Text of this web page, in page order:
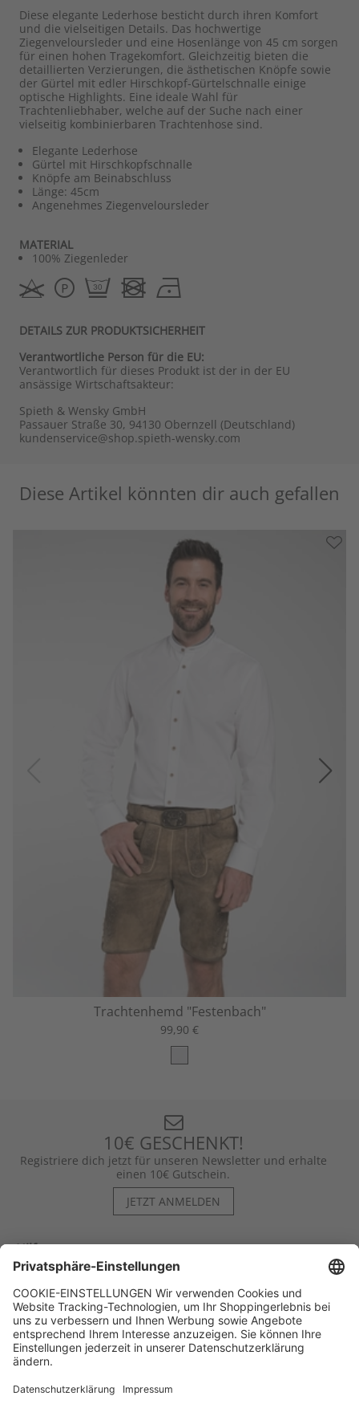
Diese elegante Lederhose besticht durch ihren Komfort
und die vielseitigen Details. Das hochwertige
Ziegenveloursleder und eine Hosenlänge von 45 cm sorgen
für einen hohen Tragekomfort. Gleichzeitig bieten die
detaillierten Verzierungen, die ästhetischen Knöpfe sowie
der Gürtel mit edler Hirschkopf-Gürtelschnalle einige
optische Highlights. Eine ideale Wahl für
Trachtenliebhaber, welche auf der Suche nach einer
vielseitig kombinierbaren Trachtenhose sind.
Elegante Lederhose
Gürtel mit Hirschkopfschnalle
Knöpfe am Beinabschluss
Länge: 45cm
Angenehmes Ziegenveloursleder
MATERIAL
100% Ziegenleder
DETAILS ZUR PRODUKTSICHERHEIT
Verantwortliche Person für die EU:
Verantwortlich für dieses Produkt ist der in der EU
ansässige Wirtschaftsakteur:
Spieth & Wensky GmbH
Passauer Straße 30, 94130 Obernzell (Deutschland)
kundenservice@shop.spieth-wensky.com
Diese Artikel könnten dir auch gefallen
Trachtenhemd "Festenbach"
99,90 €
10€ GESCHENKT!
Registriere dich jetzt für unseren Newsletter und erhalte
einen 10€ Gutschein.
JETZT ANMELDEN
Hilfe
Kontakt
Kategorien